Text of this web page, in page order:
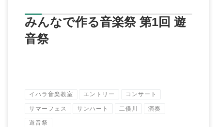
みんなで作る音楽祭 第1回 遊
音祭
イハラ音楽教室 エントリー コンサート
サマーフェス サンハート 二俣川 演奏
遊音祭